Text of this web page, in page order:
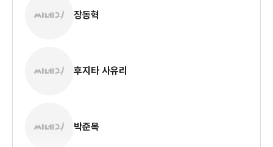
장동혁
후지타 사유리
박준목